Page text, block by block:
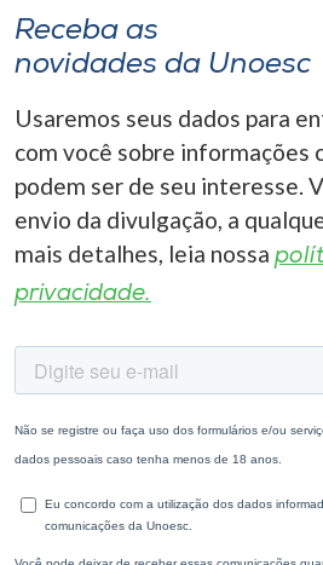
Receba as
novidades da Unoesc
Usaremos seus dados para
com você sobre informações
podem ser de seu interesse.
envio da divulgação, a
mais detalhes, leia nossa
privacidade.